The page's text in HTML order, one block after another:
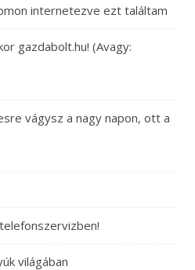
internetezve ezt találtam
gazdabolt.hu! (Avagy:
vágysz a nagy napon, ott a
világában